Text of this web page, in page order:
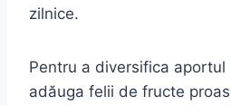
zilnice.
Pentru a diversifica
adăuga felii de fructe